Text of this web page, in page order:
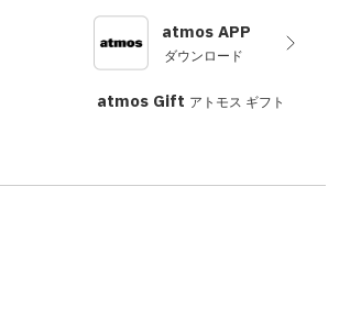
atmos APP
ダウンロード
atmos Gift アトモス ギフト